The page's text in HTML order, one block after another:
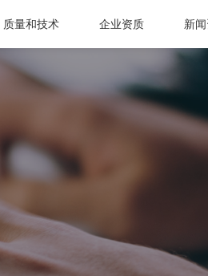
质量和技术 企业资质 新